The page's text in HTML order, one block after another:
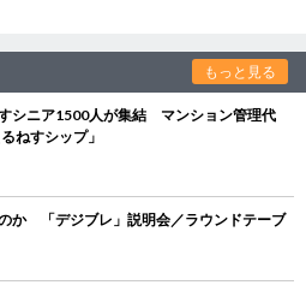
もっと見る
すシニア1500人が集結 マンション管理代
ねすシップ」
か 「デジブレ」説明会／ラウンドテーブ